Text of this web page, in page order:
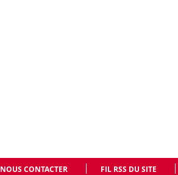
NOUS CONTACTER FIL RSS DU SITE